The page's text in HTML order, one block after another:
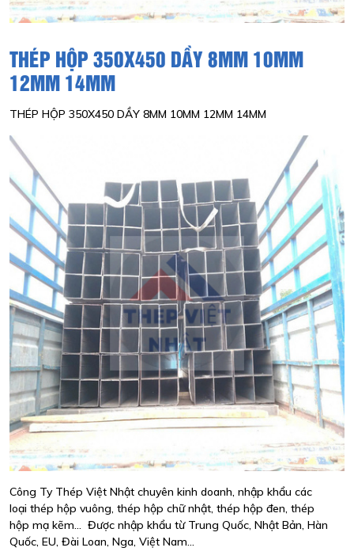
THÉP HỘP 350X450 DẦY 8MM 10MM
12MM 14MM
THÉP HỘP 350X450 DẦY 8MM 10MM 12MM 14MM
Công Ty Thép Việt Nhật chuyên kinh doanh, nhập khẩu các
loại thép hộp vuông, thép hộp chữ nhật, thép hộp đen, thép
hộp mạ kẽm... Được nhập khẩu từ Trung Quốc, Nhật Bản, Hàn
Quốc, EU, Đài Loan, Nga, Việt Nam...